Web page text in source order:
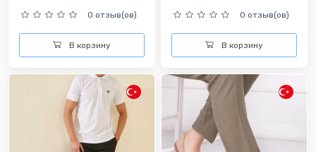
0 отзыв(ов)
В корзину
0 отзыв(ов)
В корзину